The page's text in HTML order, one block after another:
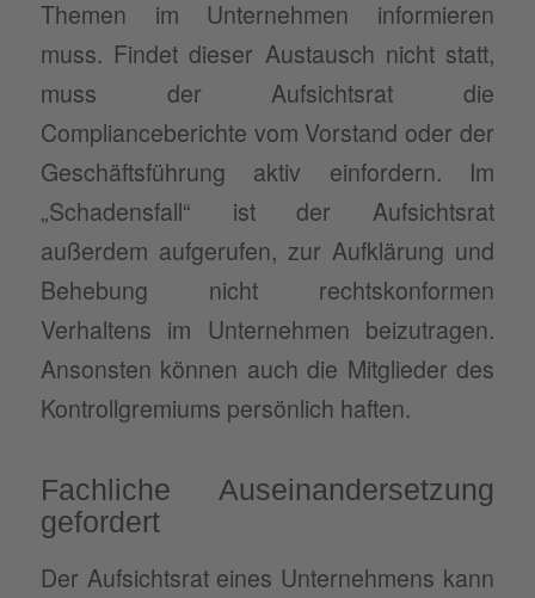
Themen im Unternehmen informieren
muss. Findet dieser Austausch nicht statt,
muss der Aufsichtsrat die
Complianceberichte vom Vorstand oder der
Geschäftsführung aktiv einfordern. Im
„Schadensfall“ ist der Aufsichtsrat
außerdem aufgerufen, zur Aufklärung und
Behebung nicht rechtskonformen
Verhaltens im Unternehmen beizutragen.
Ansonsten können auch die Mitglieder des
Kontrollgremiums persönlich haften.
Fachliche Auseinandersetzung
gefordert
Der Aufsichtsrat eines Unternehmens kann